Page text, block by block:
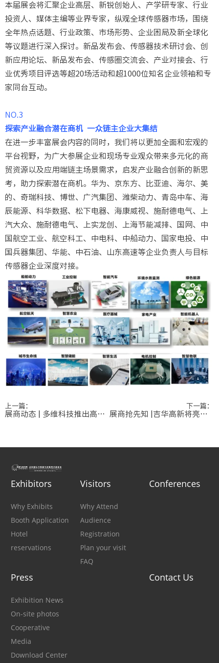
本届展会将汇聚企业高层、新锐创始人、产学研专家、行业
投资人、媒体主编等业界专家，纵观全球传感器市场，围绕
全年热点话题、行业政策、市场形势、企业困局及新全球化
等议题进行深入探讨。新品发布会、传感器技术研讨会、创
新应用论坛、新品发布会、传感圈交流会、产业对接会、行
业优秀项目评选等超20场活动和超1000位知名企业领袖和专
家同台互动。
NO.3
探索产业融合潜在商机 一众链主企业大集结
在进一步丰富展会内容的同时，我们将以更加全面和宏观的
平台视野，为广大参展企业和现场专业观众带来多元化的商
贸资源以及应用端链主场景需求，启发产业融合创新的新思
考，助力探索潜在商机。华为、京东方、比亚迪、海尔、美
的、奇瑞科技、博世、广汽集团、潍柴动力、青岛中车、海
辰能源、科华数据、松下电器、海康威视、施耐德电气、上
汽大众、施耐德电气、上实龙创、上海节能减排、国网、中
国航空工业、航空科工、中电科、中船动力、国家电投、中
国兵器集团、华能、中石油、山东高速等企业负责人与目标
传感器企业深度对接。
上一篇：
展商动态 | 多维科技推出高精度磁栅传感器芯片TMR4101
下一篇：
展商抢先知 |吉华高新将亮相Sensor Shenzhen 2024
Exhibitors
Why Exhibits
Booth Application
Hotel
reservations
Visitors
Why Attend
Audience
Registration
Plan your visit
FAQ
Conferences
Press
Exhibition News
On-site photos
Cooperative
Media
Download Center
Contact Us